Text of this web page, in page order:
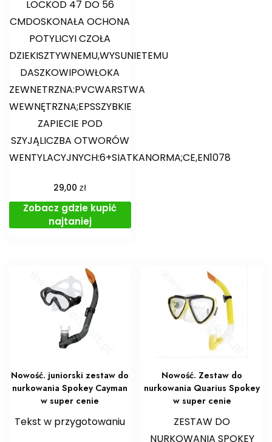
LOCKOD 47 DO 56
CMDOSKONAŁA OCHONA
POTYLICYI CZOŁA
DZIEKISZTYWNEMU,WYSUNIETEMU
DASZKOWIPOWŁOKA
ZEWNETRZNA:PVCWARSTWA
WEWNĘTRZNA;EPSSZYBKIE
ZAPIECIE POD
SZYJĄLICZBA OTWORÓW
WENTYLACYJNYCH:6+SIATKANORMA;CE,EN1078
29,00zł
Zobacz gdzie kupić
najtaniej
Nowość. juniorski zestaw do
nurkowania Spokey Cayman
w super cenie
Tekst w przygotowaniu
Nowość. Zestaw do
nurkowania Quarius Spokey
w super cenie
ZESTAW DO
NURKOWANIA SPOKEY